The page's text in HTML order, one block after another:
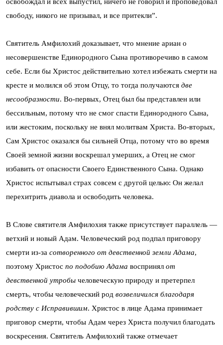
освобождал и всех выпустил, ничего не говорил и проповедовал
свободу, никого не призывал, и все притекли”.
Святитель Амфилохий доказывает, что мнение ариан о
несовершенстве Единородного Сына противоречиво в самом
себе. Если бы Христос действительно хотел избежать смерти на
кресте и молился об этом Отцу, то тогда получаются две
несообразности. Во-первых, Отец был бы представлен или
бессильным, потому что не смог спасти Единородного Сына,
или жестоким, поскольку не внял молитвам Христа. Во-вторых,
Сам Христос оказался бы сильней Отца, потому что во время
Своей земной жизни воскрешал умерших, а Отец не смог
избавить от опасности Своего Единственного Сына. Однако
Христос испытывал страх совсем с другой целью: Он желал
перехитрить диавола и освободить человека.
В Слове святителя Амфилохия также присутствует параллель —
ветхий и новый Адам. Человеческий род подпал приговору
смерти из-за сотворенного от девственной земли Адама,
поэтому Христос по подобию Адама воспринял от
девственной утробы человеческую природу и претерпел
смерть, чтобы человеческий род возвеличился благодаря
родству с Исправившим. Христос в лице Адама принимает
приговор смерти, чтобы Адам через Христа получил благодать
воскресения. Святитель Амфилохий также отмечает